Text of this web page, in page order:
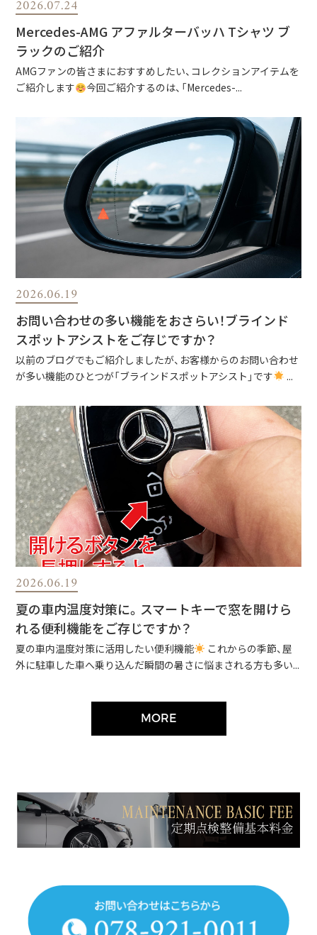
2026.07.24
Mercedes-AMG アファルターバッハ Tシャツ ブ
ラックのご紹介
AMGファンの皆さまにおすすめしたい、コレクションアイテムを
ご紹介します
今回ご紹介するのは、「Mercedes-...
2026.06.19
お問い合わせの多い機能をおさらい！ブラインド
スポットアシストをご存じですか？
以前のブログでもご紹介しましたが、お客様からのお問い合わせ
が多い機能のひとつが「ブラインドスポットアシスト」です
...
2026.06.19
夏の車内温度対策に。スマートキーで窓を開けら
れる便利機能をご存じですか？
夏の車内温度対策に活用したい便利機能
これからの季節、屋
外に駐車した車へ乗り込んだ瞬間の暑さに悩まされる方も多い...
MORE